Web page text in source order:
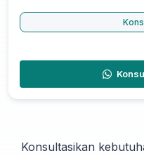
Konsultasikan